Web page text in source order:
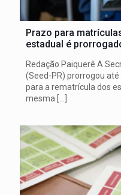
Prazo para
estadual é
Redação Paiquerê A
(Seed-PR) prorrogou
para a rematrícula dos
mesma